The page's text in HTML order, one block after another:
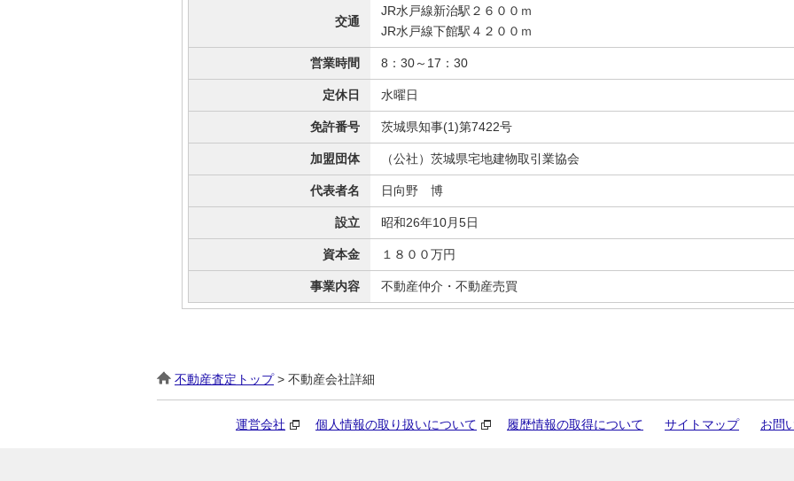
交通
JR水戸線新治駅２６００ｍ
JR水戸線下館駅４２００ｍ
営業時間 8：30～17：30
定休日 水曜日
免許番号 茨城県知事(1)第7422号
加盟団体 （公社）茨城県宅地建物取引業協会
代表者名 日向野 博
設立 昭和26年10月5日
資本金 １８００万円
事業内容 不動産仲介・不動産売買
不動産査定トップ> 不動産会社詳細
運営会社 個人情報の取り扱いについて 履歴情報の取得について サイトマップ お問